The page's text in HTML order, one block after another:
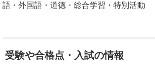
語・外国語・道徳・総合学習・特別活動
受験や合格点・入試の情報